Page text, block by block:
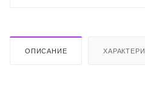
ОПИСАНИЕ